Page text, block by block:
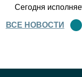
Сегодня
ВСЕ НОВОСТИ